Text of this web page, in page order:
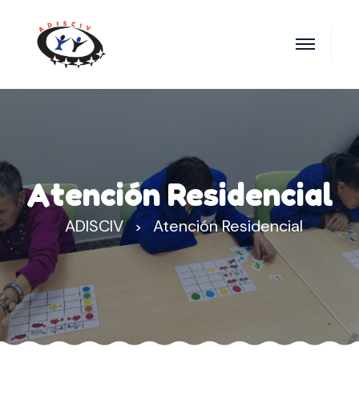
Atención Residencial
ADISCIV > Atención Residencial